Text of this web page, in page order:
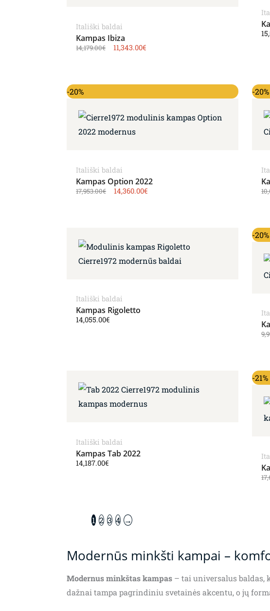
Itališki baldai
Kampas Ibiza
14,179.00€ 11,343.00€
-20%
Itališki baldai
Kampas Option 2022
17,953.00€ 14,360.00€
Current price is: 14,360.00€. -20%
Itališki baldai
Kampas Rigoletto
14,055.00€
-20%
Itališki baldai
Kampas Tab 2022
14,187.00€
-21%
1 2 3 4 →
Modernūs minkšti kampai –
Modernus minkštas kampas – tai universalus baldas,
dažnai tampa pagrindiniu svetainės akcentu, o jų